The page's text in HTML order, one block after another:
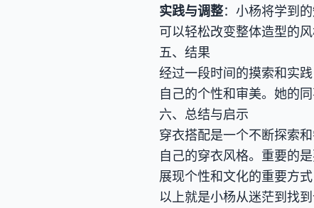
实践与调整：小杨将学到
可以轻松改变整体造型的风
五、结果
经过一段时间的摸索和实
自己的个性和审美。她的
六、总结与启示
穿衣搭配是一个不断探索
自己的穿衣风格。重要的
展现个性和文化的重要方
以上就是小杨从迷茫到找